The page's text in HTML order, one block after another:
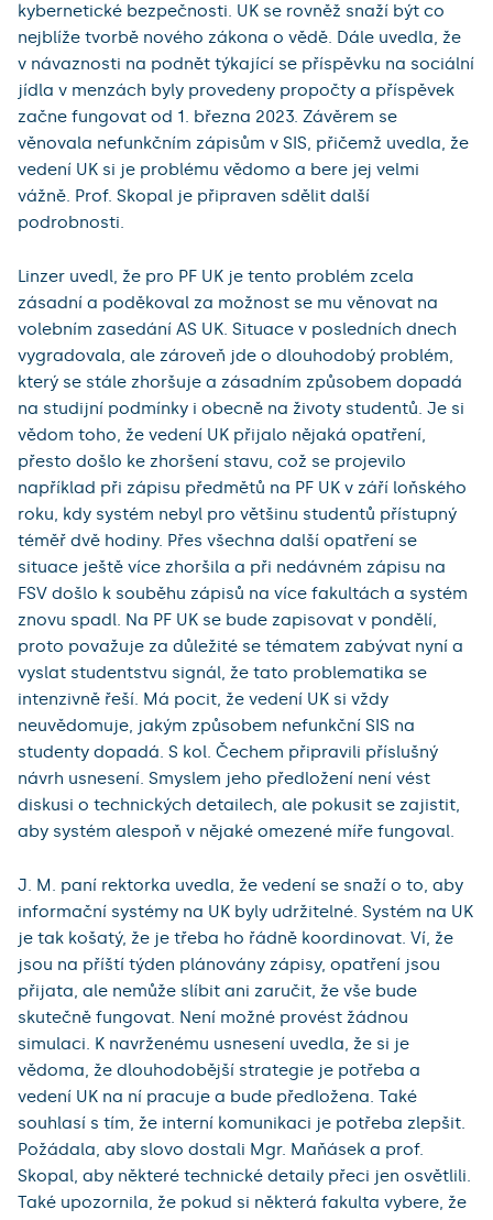
kybernetické bezpečnosti. UK se rovněž snaží být co
nejblíže tvorbě nového zákona o vědě. Dále uvedla, že
v návaznosti na podnět týkající se příspěvku na sociální
jídla v menzách byly provedeny propočty a příspěvek
začne fungovat od 1. března 2023. Závěrem se
věnovala nefunkčním zápisům v SIS, přičemž uvedla, že
vedení UK si je problému vědomo a bere jej velmi
vážně. Prof. Skopal je připraven sdělit další
podrobnosti.
Linzer uvedl, že pro PF UK je tento problém zcela
zásadní a poděkoval za možnost se mu věnovat na
volebním zasedání AS UK. Situace v posledních dnech
vygradovala, ale zároveň jde o dlouhodobý problém,
který se stále zhoršuje a zásadním způsobem dopadá
na studijní podmínky i obecně na životy studentů. Je si
vědom toho, že vedení UK přijalo nějaká opatření,
přesto došlo ke zhoršení stavu, což se projevilo
například při zápisu předmětů na PF UK v září loňského
roku, kdy systém nebyl pro většinu studentů přístupný
téměř dvě hodiny. Přes všechna další opatření se
situace ještě více zhoršila a při nedávném zápisu na
FSV došlo k souběhu zápisů na více fakultách a systém
znovu spadl. Na PF UK se bude zapisovat v pondělí,
proto považuje za důležité se tématem zabývat nyní a
vyslat studentstvu signál, že tato problematika se
intenzivně řeší. Má pocit, že vedení UK si vždy
neuvědomuje, jakým způsobem nefunkční SIS na
studenty dopadá. S kol. Čechem připravili příslušný
návrh usnesení. Smyslem jeho předložení není vést
diskusi o technických detailech, ale pokusit se zajistit,
aby systém alespoň v nějaké omezené míře fungoval.
J. M. paní rektorka uvedla, že vedení se snaží o to, aby
informační systémy na UK byly udržitelné. Systém na UK
je tak košatý, že je třeba ho řádně koordinovat. Ví, že
jsou na příští týden plánovány zápisy, opatření jsou
přijata, ale nemůže slíbit ani zaručit, že vše bude
skutečně fungovat. Není možné provést žádnou
simulaci. K navrženému usnesení uvedla, že si je
vědoma, že dlouhodobější strategie je potřeba a
vedení UK na ní pracuje a bude předložena. Také
souhlasí s tím, že interní komunikaci je potřeba zlepšit.
Požádala, aby slovo dostali Mgr. Maňásek a prof.
Skopal, aby některé technické detaily přeci jen osvětlili.
Také upozornila, že pokud si některá fakulta vybere, že